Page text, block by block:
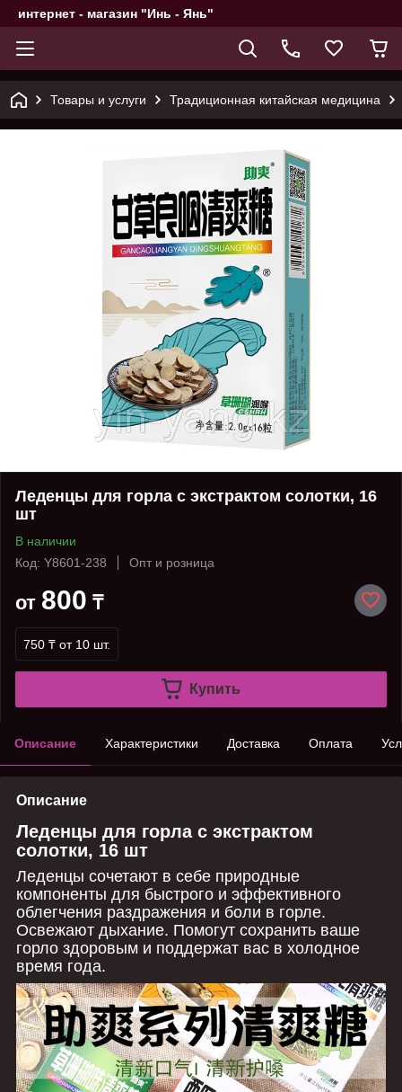
интернет - магазин "Инь - Янь"
Товары и услуги Традиционная китайская медицина
Леденцы для горла с экстрактом солотки, 16
шт
В наличии
Код: Y8601-238
Опт и розница
от 800 ₸
750 ₸ от 10 шт.
Купить
Описание Характеристики Доставка Оплата
Описание
Леденцы для горла с экстрактом
солотки, 16 шт
Леденцы сочетают в себе природные
компоненты для быстрого и эффективного
облегчения раздражения и боли в горле.
Освежают дыхание. Помогут сохранить ваше
горло здоровым и поддержат вас в холодное
время года.